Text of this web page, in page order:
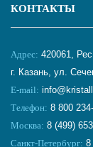
КОНТАКТЫ
Адрес: 420061,
г. Казань, ул.
E-mail:
Телефон: 8 800
Москва: 8 (499)
Санкт-Петербург: 8